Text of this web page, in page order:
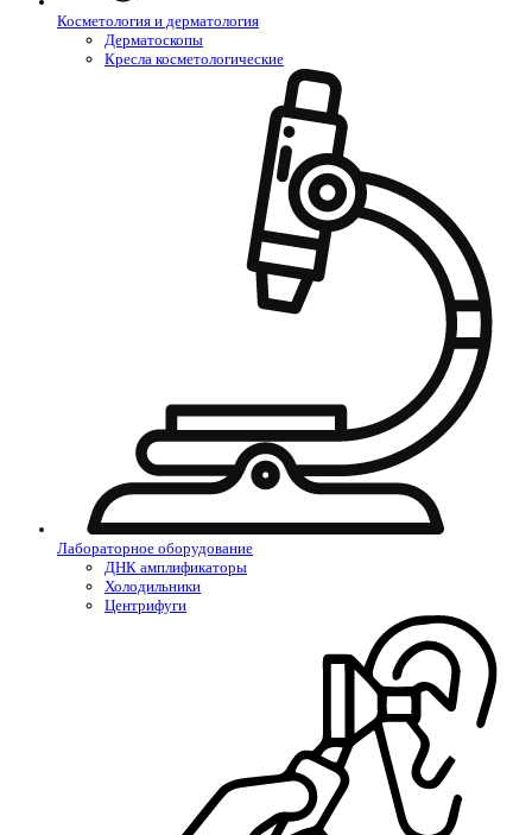
Косметология и дерматология
Дерматоскопы
Кресла косметологические
Лабораторное оборудование
ДНК амплификаторы
Холодильники
Центрифуги